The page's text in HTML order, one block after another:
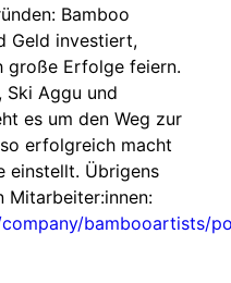
Bamboo
Geld investiert,
große Erfolge feiern.
Ski Aggu und
es um den Weg zur
erfolgreich macht
einstellt. Übrigens
Mitarbeiter:innen:
bambooartists/